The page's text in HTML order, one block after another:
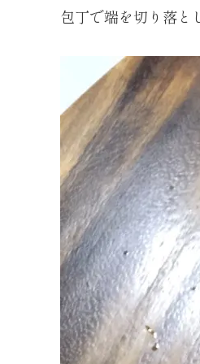
包丁で端を切り落と